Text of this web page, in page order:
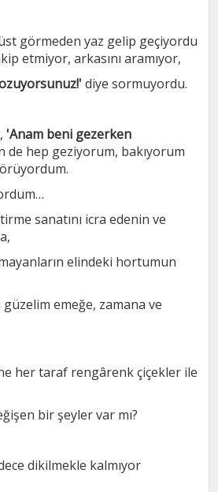
görmeden yaz gelip geçiyordu
etmiyor, arkasını aramıyor,
diye sormuyordu.
'Anam beni gezerken
de hep geziyorum, bakıyorum
sanatını icra edenin ve
elindeki hortumun
emeğe, zamana ve
her taraf rengârenk çiçekler ile
bir şeyler var mı?
dikilmekle kalmıyor